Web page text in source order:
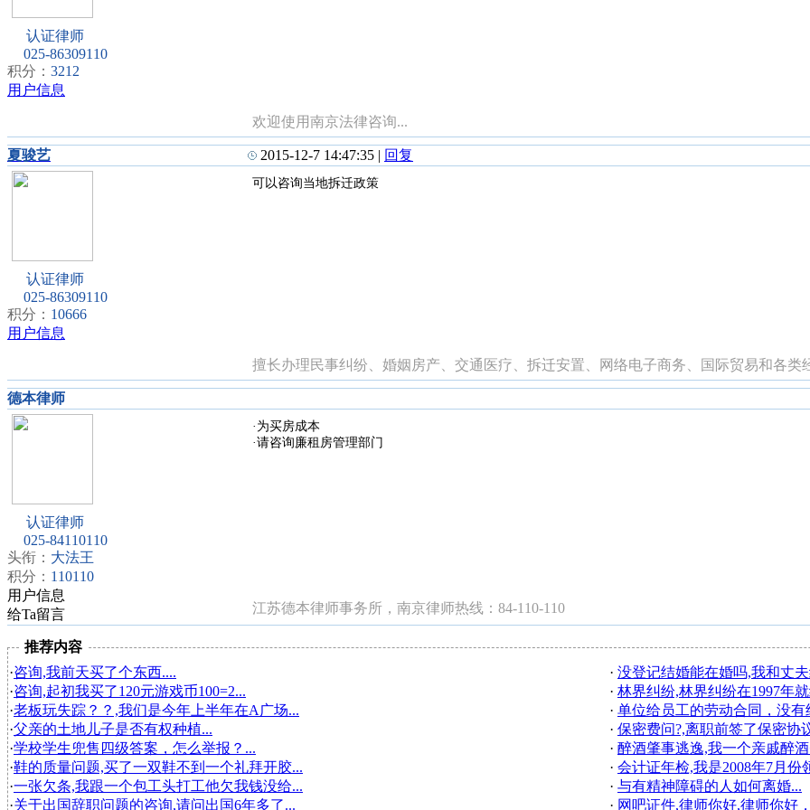
认证律师
025-86309110
积分： 3212
用户信息
欢迎使用南京法律咨询...
夏骏艺
认证律师
025-86309110
积分： 10666
用户信息
2015-12-7 14:47:35 | 回复
可以咨询当地拆迁政策
擅长办理民事纠纷、婚姻房产、交通医疗、拆迁安置、网络电子商务、国际贸易和各类
德本律师
认证律师
025-84110110
头衔： 大法王
积分： 110110
用户信息
给Ta留言
·为买房成本
·请咨询廉租房管理部门
江苏德本律师事务所，南京律师热线：84-110-110
推荐内容
·咨询,我前天买了个东西....
·咨询,起初我买了120元游戏币100=2...
·老板玩失踪？？,我们是今年上半年在A广场...
·父亲的土地儿子是否有权种植...
·学校学生兜售四级答案，怎么举报？...
·鞋的质量问题,买了一双鞋不到一个礼拜开胶...
·一张欠条,我跟一个包工头打工他欠我钱没给...
·关于出国辞职问题的咨询,请问出国6年多了...
· 没登记结婚能在婚吗,我和丈
· 林界纠纷,林界纠纷在1997年
· 单位给员工的劳动合同，没有
· 保密费问?,离职前签了保密协
· 醉酒肇事逃逸,我一个亲戚醉
· 会计证年检,我是2008年7月份
· 与有精神障碍的人如何离婚...
· 网吧证件,律师你好,律师你好